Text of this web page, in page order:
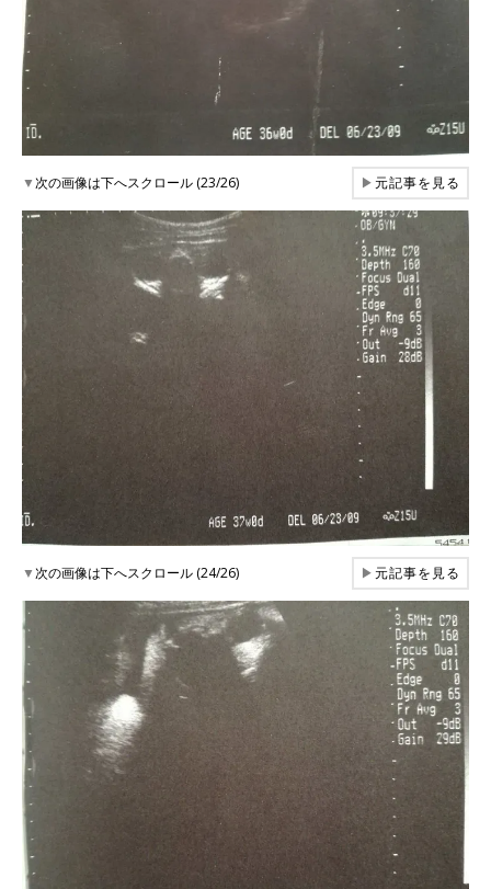
▼次の画像は下へスクロール (23/26) ▶元記事を見る
▼次の画像は下へスクロール (24/26) ▶元記事を見る